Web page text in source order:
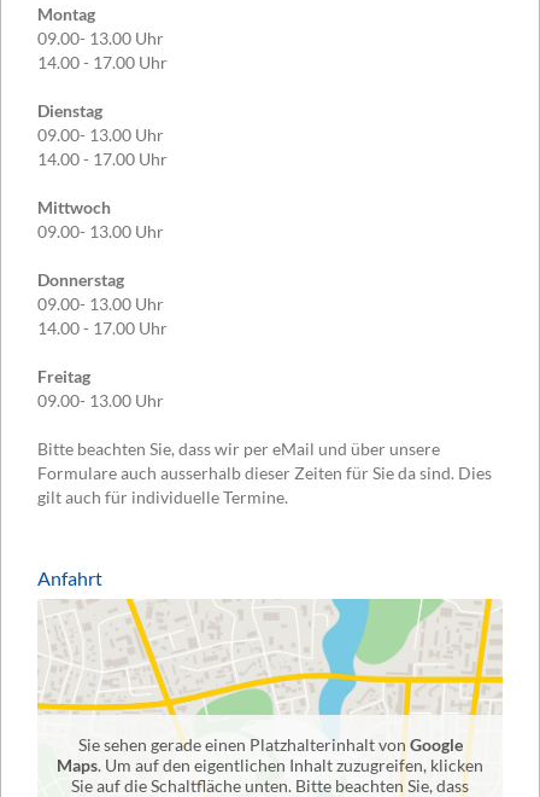
Montag
09.00- 13.00 Uhr
14.00 - 17.00 Uhr
Dienstag
09.00- 13.00 Uhr
14.00 - 17.00 Uhr
Mittwoch
09.00- 13.00 Uhr
Donnerstag
09.00- 13.00 Uhr
14.00 - 17.00 Uhr
Freitag
09.00- 13.00 Uhr
Bitte beachten Sie, dass wir per eMail und über unsere
Formulare auch ausserhalb dieser Zeiten für Sie da sind. Dies
gilt auch für individuelle Termine.
Anfahrt
Sie sehen gerade einen Platzhalterinhalt von Google
Maps. Um auf den eigentlichen Inhalt zuzugreifen, klicken
Sie auf die Schaltfläche unten. Bitte beachten Sie, dass